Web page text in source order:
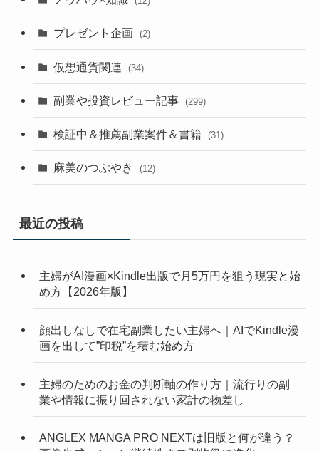
プレゼント企画 (2)
仮想通貨関連 (34)
副業や投資レビュー記事 (299)
検証中＆推薦副業案件＆書籍 (31)
麻美のつぶやき (12)
最近の投稿
主婦がAI漫画×Kindle出版で月5万円を狙う現実と始
め方【2026年版】
顔出しなしで在宅副業したい主婦へ｜AIでKindle漫
画を出して”印税”を積む始め方
主婦のためのお金の判断軸の作り方｜流行りの副
業や情報に振り回されない家計の物差し
ANGLEX MANGA PRO NEXTは旧版と何が違う？